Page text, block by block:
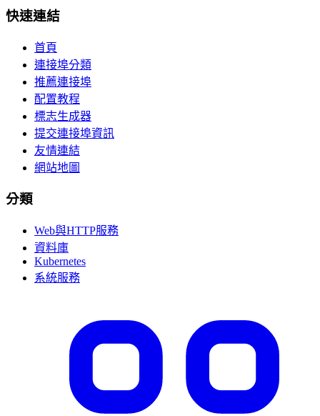
快速連結
首頁
連接埠分類
推薦連接埠
配置教程
標志生成器
提交連接埠資訊
友情連結
網站地圖
分類
Web與HTTP服務
資料庫
Kubernetes
系統服務